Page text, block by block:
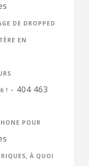
DE DROPPED
EN
! - 404 463
POUR
À QUOI